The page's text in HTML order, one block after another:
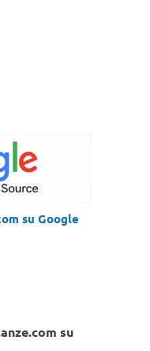
su Google
su